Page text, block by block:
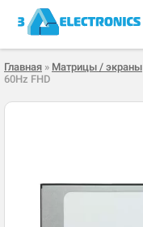
Главная » Матрицы / экраны
60Hz FHD